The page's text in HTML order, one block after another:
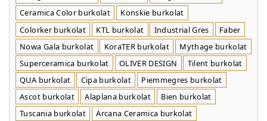
Ceramica Color burkolat
Konskie burkolat
Colorker burkolat
KTL burkolat Industrial Gres
Faber
Nowa Gala burkolat
KoraTER burkolat
Mythage burkolat
Superceramica burkolat
OLIVER DESIGN
Tilent burkolat
QUA burkolat
Cipa burkolat
Piemmegres burkolat
Ascot burkolat
Alaplana burkolat
Bien burkolat
Tuscania burkolat
Arcana Ceramica burkolat